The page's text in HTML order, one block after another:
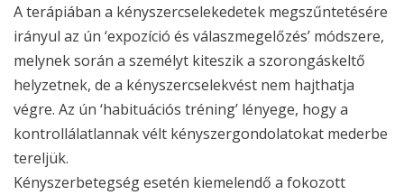
A terápiában a kényszercselekedetek megszűntetésére
irányul az ún ‘expozíció és válaszmegelőzés’ módszere,
melynek során a személyt kiteszik a szorongáskeltő
helyzetnek, de a kényszercselekvést nem hajthatja
végre. Az ún ‘habituációs tréning’ lényege, hogy a
kontrollálatlannak vélt kényszergondolatokat mederbe
tereljük.
Kényszerbetegség esetén kiemelendő a fokozott